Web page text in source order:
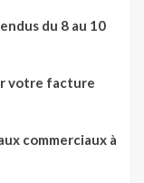
du 8 au 10
votre facture
commerciaux à